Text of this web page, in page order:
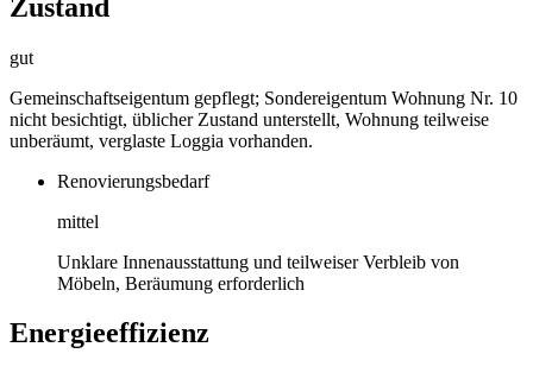
Zustand
gut
Gemeinschaftseigentum gepflegt; Sondereigentum Wohnung Nr. 10
nicht besichtigt, üblicher Zustand unterstellt, Wohnung teilweise
unberäumt, verglaste Loggia vorhanden.
Renovierungsbedarf
mittel
Unklare Innenausstattung und teilweiser Verbleib von
Möbeln, Beräumung erforderlich
Energieeffizienz